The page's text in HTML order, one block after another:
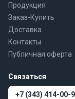
Продукция
Заказ-Купить
Доставка
Контакты
Публичная оферта
Связаться
+7 (343) 414-00-